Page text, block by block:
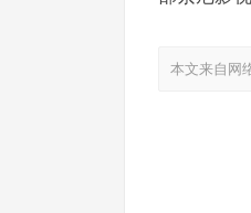
本文来自网